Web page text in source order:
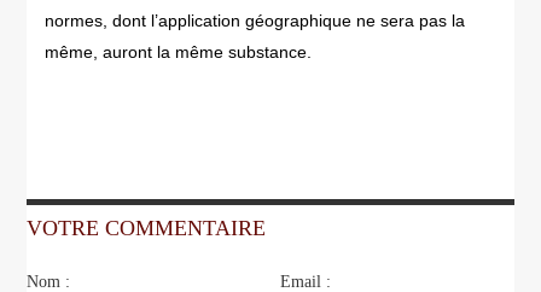
normes, dont l’application géographique ne sera pas la
même, auront la même substance.
VOTRE COMMENTAIRE
Nom : Email :